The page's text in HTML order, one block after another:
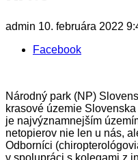
admin 10. februára 2022
Facebook
Národný park (NP)
krasové územie
je najvýznamnejším
netopierov nie len u nás,
Odborníci
v spolupráci s kolegami z